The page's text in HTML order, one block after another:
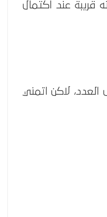
قريبة عند اكتمال
82 أو 83، لكن فيفا قلل العدد، لاكن اتمني